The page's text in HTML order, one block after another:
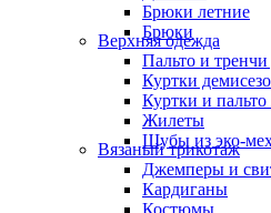
Брюки летние
Брюки
Верхняя одежда
Пальто и
Куртки
Куртки и
Жилеты
Шубы из эко-
Вязаный трикотаж
Джемперы и
Кардиганы
Костюмы